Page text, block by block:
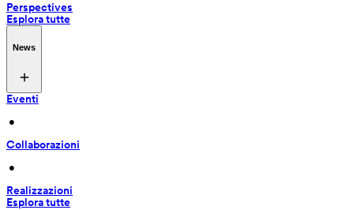
Perspectives
Esplora tutte
News
Eventi
•
Collaborazioni
•
Realizzazioni
Esplora tutte